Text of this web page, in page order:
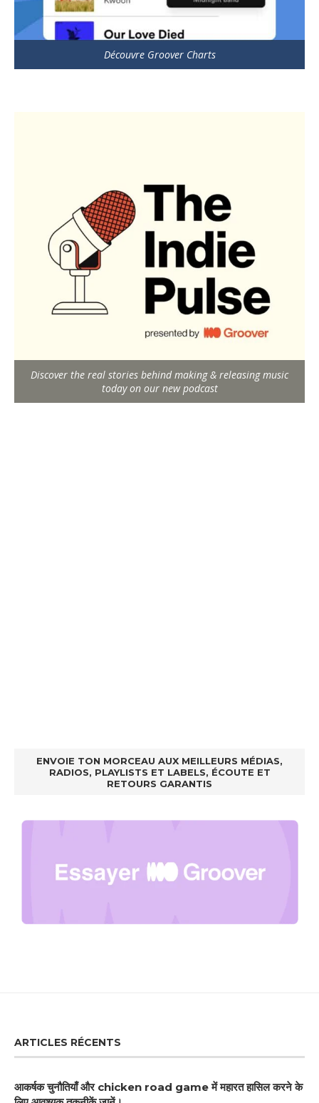
Découvre Groover Charts
Discover the real stories behind making & releasing music
today on our new podcast
ENVOIE TON MORCEAU AUX MEILLEURS MÉDIAS,
RADIOS, PLAYLISTS ET LABELS, ÉCOUTE ET
RETOURS GARANTIS
ARTICLES RÉCENTS
आकर्षक चुनौतियाँ और chicken road game में महारत हासिल करने के